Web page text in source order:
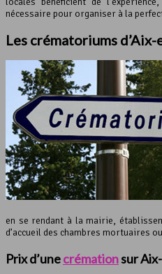
nécessaire pour organiser à la
Les crématoriums
en se rendant à la mairie,
d’accueil des chambres mortuaires
Prix d’unecrémationsur